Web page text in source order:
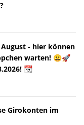
- hier können
warten! 😀🚀
📆
Girokonten im